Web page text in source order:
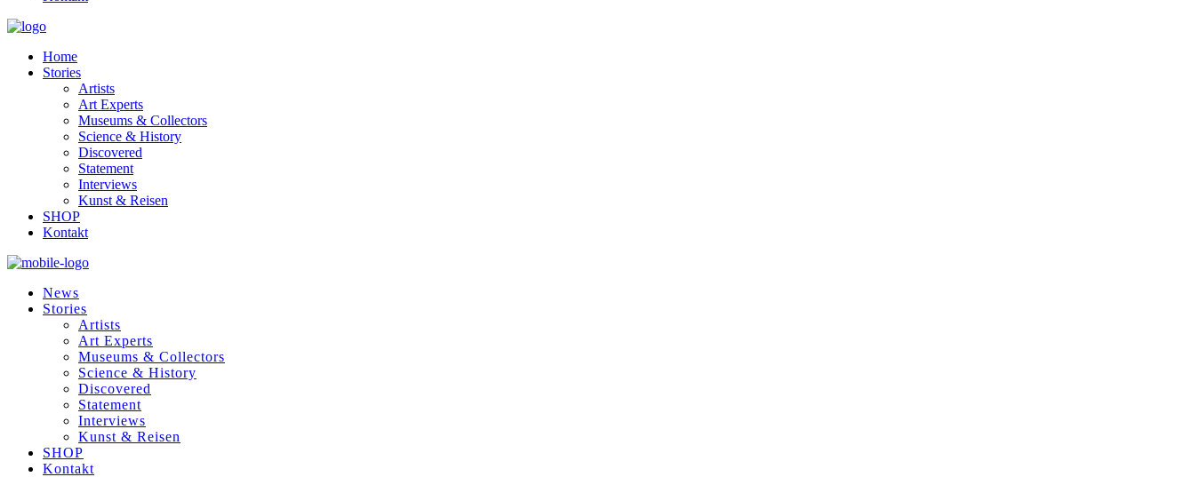
Home
Stories
Artists
Art Experts
Museums & Collectors
Science & History
Discovered
Statement
Interviews
Kunst & Reisen
SHOP
Kontakt
News
Stories
Artists
Art Experts
Museums & Collectors
Science & History
Discovered
Statement
Interviews
Kunst & Reisen
SHOP
Kontakt